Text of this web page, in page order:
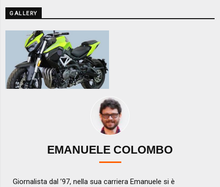
GALLERY
EMANUELE COLOMBO
Giornalista dal ’97, nella sua carriera Emanuele si è